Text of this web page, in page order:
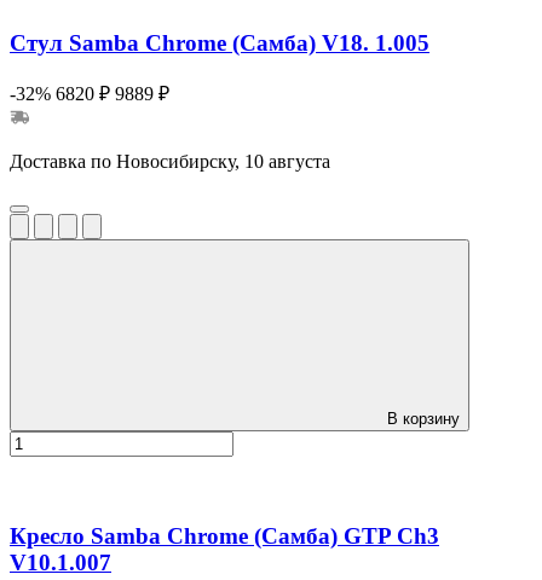
Стул Samba Chrome (Самба) V18. 1.005
-32% 6820 ₽ 9889 ₽
Доставка по Новосибирску, 10 августа
В корзину
Кресло Samba Chrome (Самба) GTP Ch3
V10.1.007